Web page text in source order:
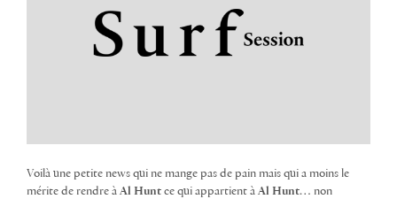
Voilà une petite news qui ne mange pas de pain mais qui a moins le
mérite de rendre à Al Hunt ce qui appartient à Al Hunt… non